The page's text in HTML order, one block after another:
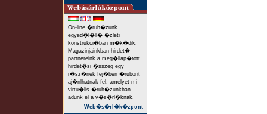
On-line �ruh�zunk
egyed�l�ll� �zleti
konstrukci�ban m�k�dik.
Magazinjainkban hirdet�
partnereink a meg�llap�tott
hirdet�si �sszeg egy
r�sz�nek fej�ben �rubont
aj�nlhatnak fel, amelyet mi
virtu�lis �ruh�zunkban
adunk el a v�s�rl�knak.
Web�s�rl�k�zpont